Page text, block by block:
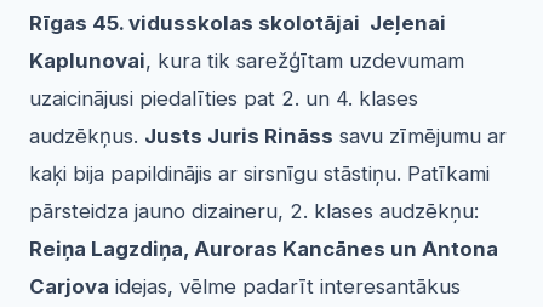
Rīgas 45. vidusskolas skolotājai Jeļenai
Kaplunovai, kura tik sarežģītam uzdevumam
uzaicinājusi piedalīties pat 2. un 4. klases
audzēkņus. Justs Juris Rināss savu zīmējumu ar
kaķi bija papildinājis ar sirsnīgu stāstiņu. Patīkami
pārsteidza jauno dizaineru, 2. klases audzēkņu:
Reiņa Lagzdiņa, Auroras Kancānes un Antona
Carjova idejas, vēlme padarīt interesantākus